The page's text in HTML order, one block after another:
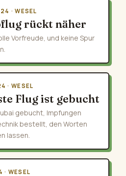
· WESEL
rückt näher
Vorfreude, und keine Spur
· WESEL
Flug ist gebucht
gebucht, Impfungen
bestellt, den Worten
lassen.
WESEL